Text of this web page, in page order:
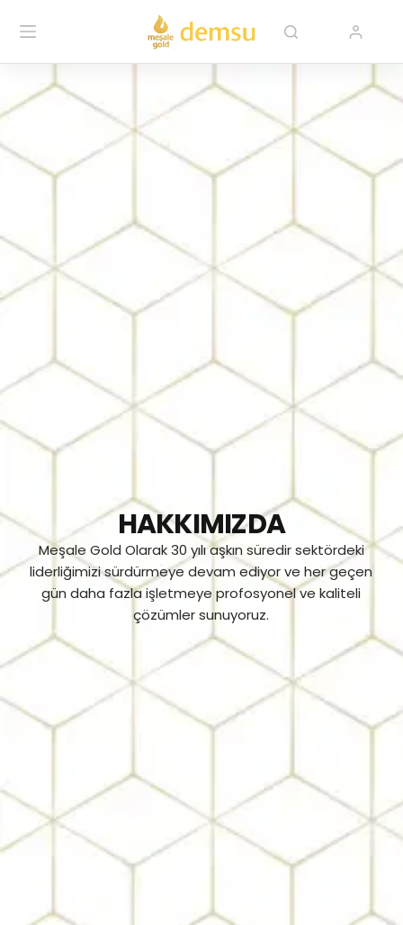
HAKKIMIZDA
Meşale Gold Olarak 30 yılı aşkın süredir sektördeki
liderliğimizi sürdürmeye devam ediyor ve her geçen
gün daha fazla işletmeye profosyonel ve kaliteli
çözümler sunuyoruz.